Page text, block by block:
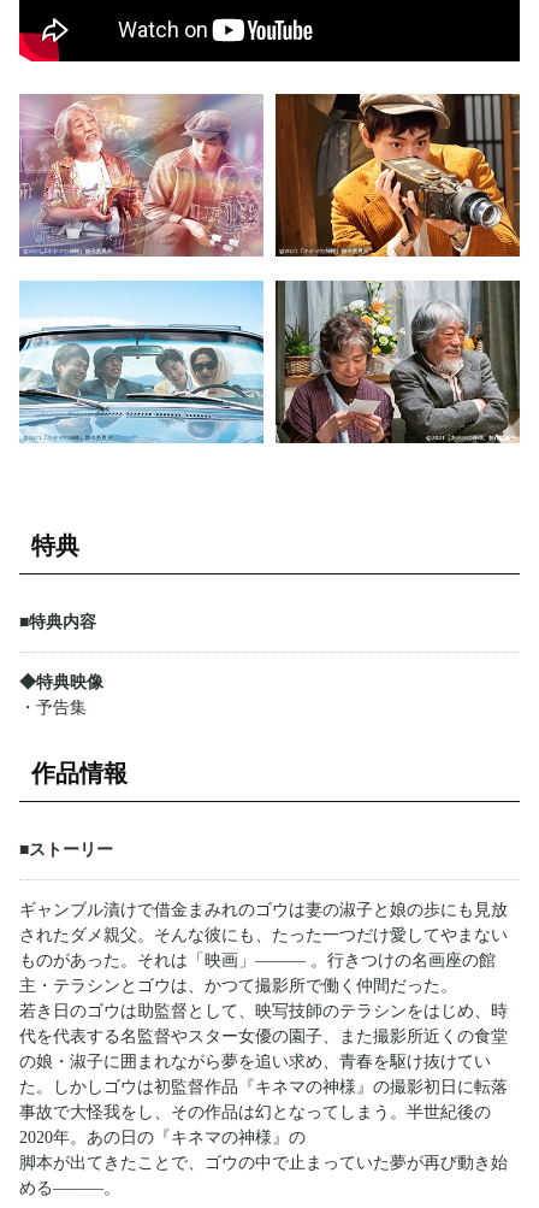
特典
■特典内容
◆特典映像
・予告集
作品情報
■ストーリー
ギャンブル漬けで借金まみれのゴウは妻の淑子と娘の歩にも見放
されたダメ親父。そんな彼にも、たった一つだけ愛してやまない
ものがあった。それは「映画」――― 。行きつけの名画座の館
主・テラシンとゴウは、かつて撮影所で働く仲間だった。
若き日のゴウは助監督として、映写技師のテラシンをはじめ、時
代を代表する名監督やスター女優の園子、また撮影所近くの食堂
の娘・淑子に囲まれながら夢を追い求め、青春を駆け抜けてい
た。しかしゴウは初監督作品『キネマの神様』の撮影初日に転落
事故で大怪我をし、その作品は幻となってしまう。半世紀後の
2020年。あの日の『キネマの神様』の
脚本が出てきたことで、ゴウの中で止まっていた夢が再び動き始
める―――。